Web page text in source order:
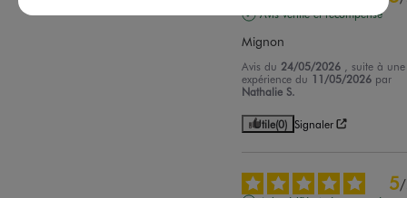
Avis vérifié et récompensé
Mignon
Avis du 24/05/2026
, suite à une
expérience du 11/05/2026 par
Nathalie S.
Utile(0) Signaler
5/